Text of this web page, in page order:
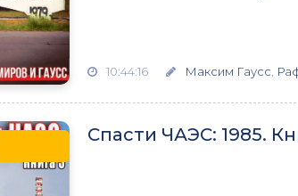
10:44:16 Максим Гаусс
Спасти ЧАЭС: 1985.